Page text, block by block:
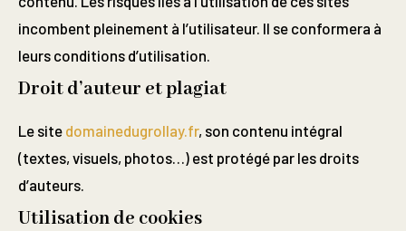
incombent pleinement à l’utilisateur. Il se conformera à
leurs conditions d’utilisation.
Droit d’auteur et plagiat
Le site domainedugrollay.fr, son contenu intégral
(textes, visuels, photos…) est protégé par les droits
d’auteurs.
Utilisation de cookies